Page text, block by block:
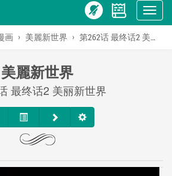
Show
menu
画 美麗新世界 第262话 最终话2 美丽新世界
美麗新世界
最终话2 美丽新世界